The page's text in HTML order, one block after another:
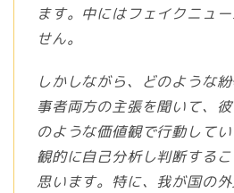
ます。中にはフェイクニュ
せん。
しかしながら、どのような
事者両方の主張を聞いて、
のような価値観で行動して
観的に自己分析し判断する
思います。特に、我が国の